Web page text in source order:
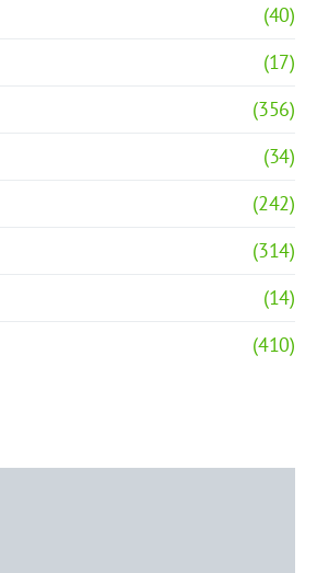
(40)
(17)
(356)
(34)
(242)
(314)
(14)
(410)